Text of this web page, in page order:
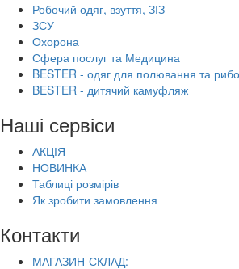
Робочий одяг, взуття, ЗІЗ
ЗСУ
Охорона
Сфера послуг та Медицина
BESTER - одяг для полювання та
BESTER - дитячий камуфляж
Наші сервіси
АКЦІЯ
НОВИНКА
Таблиці розмірів
Як зробити замовлення
Контакти
МАГАЗИН-СКЛАД: